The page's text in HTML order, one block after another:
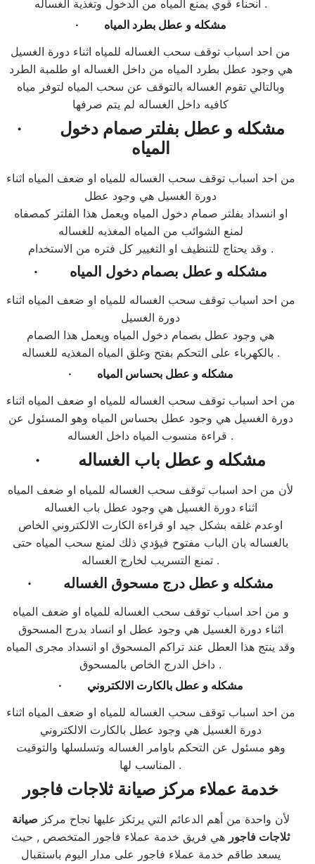
انحناء قوي يمنع المياه من الدخول وتغذية الغساله .
· مشكله و عطل بطرد المياه
من احد اسباب توقف سحب الغساله للمياه اثناء دورة الغسيل
هي وجود عطل بطرد المياه من داخل الغساله او طلمبة الطرد
وبالتالي تقوم الغساله بالتوقف عن سحب المياه لتوفر مياه
كافيه داخل الغساله لم يتم صرفها
· مشكله و عطل بفلتر صمام دخول
المياه
من احد اسباب توقف سحب الغساله للمياه او ضعف المياه اثناء
دورة الغسيل هي وجود عطل
او انسداد بفلتر صمام دخول المياه ويعمل هذا الفلتر كمصفاه
لمنع الشوائب من المياه المغذيه للغساله
وقد يحتاج للتنظيف او التغيير كل فتره من الاستخدام .
· مشكله و عطل بصمام دخول المياه
من احد اسباب توقف سحب الغساله للمياه او ضعف المياه اثناء
دورة الغسيل
هي وجود عطل بصمام دخول المياه ويعمل هذا الصمام
بالكهرباء على التحكم بفتح وغلق المياه المغذيه للغساله .
· مشكله و عطل بحساس المياه
من احد اسباب توقف سحب الغساله للمياه او ضعف المياه اثناء
دورة الغسيل هي وجود عطل بحساس المياه وهو المسئول عن
قراءة منسوب المياه داخل الغساله .
· مشكله و عطل باب الغساله
لأن من احد اسباب توقف سحب الغساله للمياه او ضعف المياه
اثناء دورة الغسيل هي وجود عطل باب الغساله
اوعدم غلقه بشكل جيد او قراءة الكارت الالكتروني الخاص
بالغساله بان الباب مفتوح فيؤدي ذلك لمنع سحب المياه حتى
تمنع التسريب لخارج الغساله .
· مشكله و عطل درج مسحوق الغساله
و من احد اسباب توقف سحب الغساله للمياه او ضعف المياه
اثناء دورة الغسيل هي وجود عطل او انساد بدرج المسحوق
وقد ينتج هذا العطل عند تراكم المسحوق او انسداد مجرى المياه
داخل الدرج الخاص بالمسحوق .
· مشكله و عطل بالكارت الالكتروني
من احد اسباب توقف سحب الغساله للمياه او ضعف المياه اثناء
دورة الغسيل هي وجود عطل بالكارت الالكتروني
وهو مسئول عن التحكم باوامر الغساله وتسلسلها والتوقيت
المناسب لها .
خدمة عملاء مركز صيانة ثلاجات فاجور
لأن واحدة من أهم الدعائم التي يرتكز عليها نجاح مركز صيانة
ثلاجات فاجور هي فريق خدمة عملاء فاجور المتخصص , حيث
يسعد طاقم خدمة عملاء فاجور على مدار اليوم باستقبال